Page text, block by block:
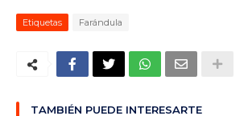
Etiquetas Farándula
TAMBIÉN PUEDE INTERESARTE